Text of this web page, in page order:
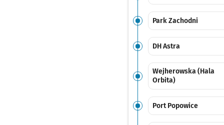
Park Zachodni
DH Astra
Wejherowska (Hala
Orbita)
Port Popowice